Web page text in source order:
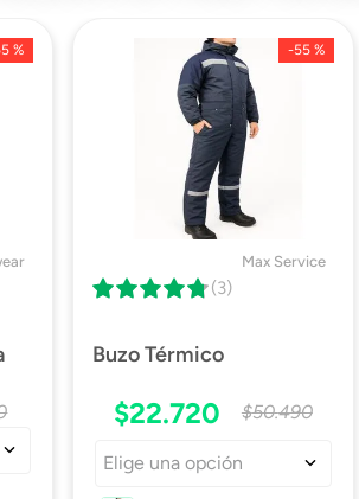
Termoplastico
Si
6 KN
% -55 %
Max Service
(3)
Buzo Térmico
$22.720 $50.490
Elige una opción